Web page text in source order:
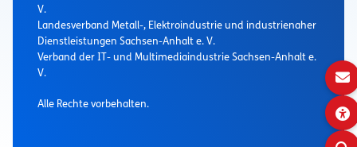
V.
Landesverband Metall-, Elektroindustrie und industrienaher
Dienstleistungen Sachsen-Anhalt e. V.
Verband der IT- und Multimediaindustrie Sachsen-Anhalt e.
V.
Alle Rechte vorbehalten.